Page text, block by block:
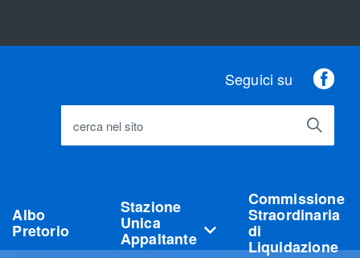
Seguici su
cerca nel sito
Albo
Pretorio
Stazione
Unica
Appaltante
Commissione
Straordinaria
di
Liquidazione